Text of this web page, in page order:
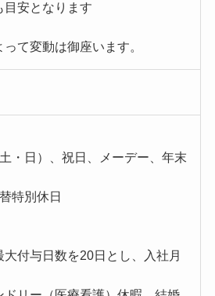
安となります
て変動は御座います。
・日）、祝日、メーデー、年末
特別休日
付与日数を20日とし、入社月